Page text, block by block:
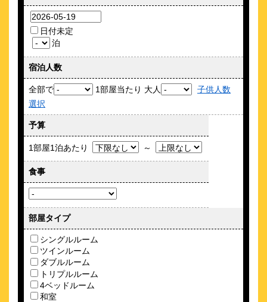
初台駅徒歩10分/固定WiFi完備/リモート作業最適
すべての旅行者に最も快適な宿泊体験を提供します
\28,900～
日本初上陸のアメリカ発ラグジュアリーライフスタイルブラン
ド
約 0.7 km
TOKYO Shinjuku)
\6,426～
クチコミ
一歩踏み入れた瞬間、そこはもう異国 THE KNOT
TOKYO Shinjuku
日付未定
泊
宿泊人数
全部で 1部屋当たり 大人
子供人数
選択
予算
1部屋1泊あたり ～
食事
部屋タイプ
シングルルーム
ツインルーム
ダブルルーム
トリプルルーム
4ベッドルーム
和室